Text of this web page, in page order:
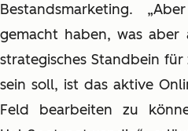
Bestandsmarketing.
gemacht haben, was aber
strategisches Standbein
sein soll, ist das aktive
Feld bearbeiten zu